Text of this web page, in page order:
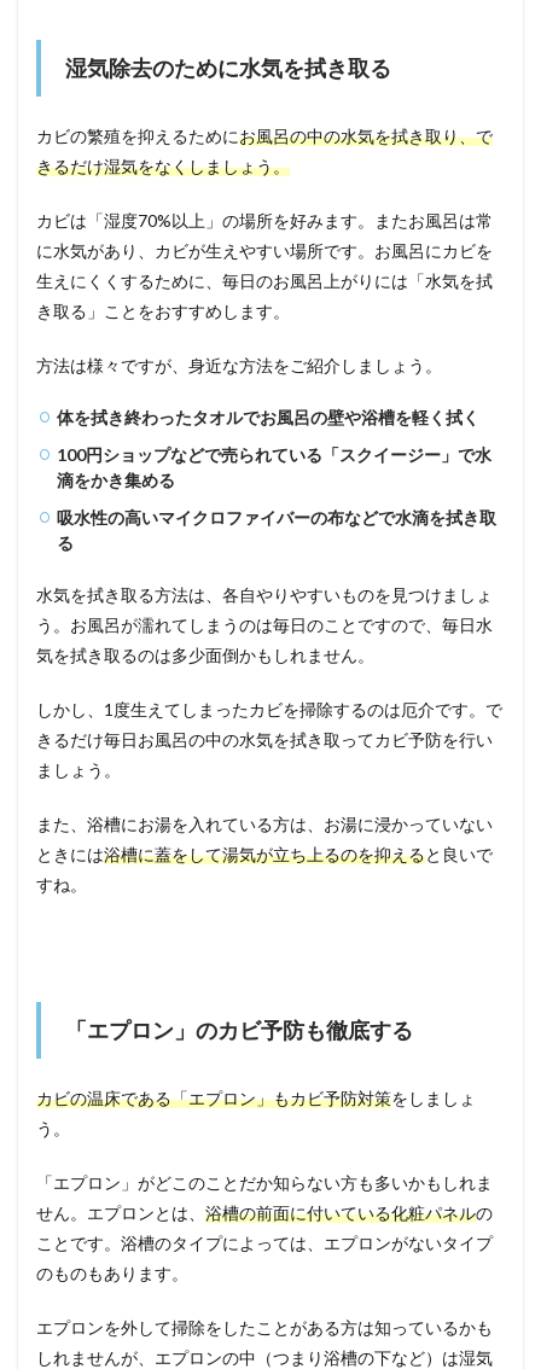
湿気除去のために水気を拭き取る
カビの繁殖を抑えるためにお風呂の中の水気を拭き取り、で
きるだけ湿気をなくしましょう。
カビは「湿度70%以上」の場所を好みます。またお風呂は常
に水気があり、カビが生えやすい場所です。お風呂にカビを
生えにくくするために、毎日のお風呂上がりには「水気を拭
き取る」ことをおすすめします。
方法は様々ですが、身近な方法をご紹介しましょう。
体を拭き終わったタオルでお風呂の壁や浴槽を軽く拭く
100円ショップなどで売られている「スクイージー」で水
滴をかき集める
吸水性の高いマイクロファイバーの布などで水滴を拭き取
る
水気を拭き取る方法は、各自やりやすいものを見つけましょ
う。お風呂が濡れてしまうのは毎日のことですので、毎日水
気を拭き取るのは多少面倒かもしれません。
しかし、1度生えてしまったカビを掃除するのは厄介です。で
きるだけ毎日お風呂の中の水気を拭き取ってカビ予防を行い
ましょう。
また、浴槽にお湯を入れている方は、お湯に浸かっていない
ときには浴槽に蓋をして湯気が立ち上るのを抑えると良いで
すね。
「エプロン」のカビ予防も徹底する
カビの温床である「エプロン」もカビ予防対策をしましょ
う。
「エプロン」がどこのことだか知らない方も多いかもしれま
せん。エプロンとは、 浴槽の前面に付いている化粧パネルの
ことです。浴槽のタイプによっては、エプロンがないタイプ
のものもあります。
エプロンを外して掃除をしたことがある方は知っているかも
しれませんが、エプロンの中（つまり浴槽の下など）は湿気